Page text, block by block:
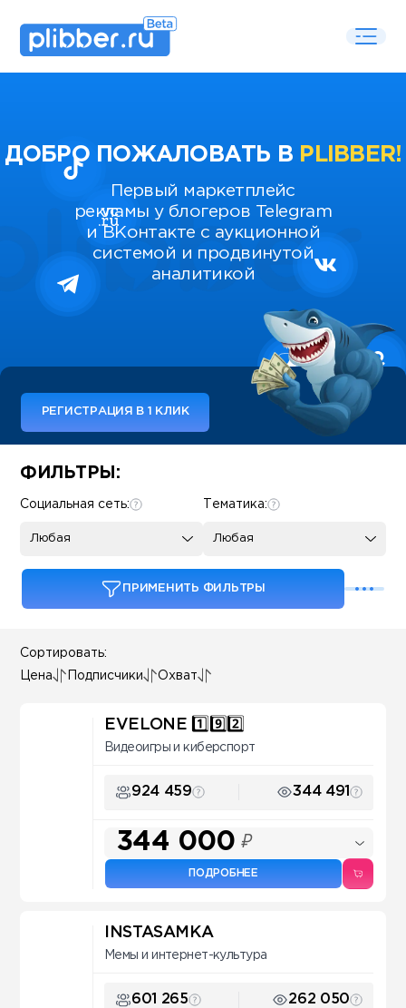
ДОБРО ПОЖАЛОВАТЬ В PLIBBER!
Первый маркетплейс
рекламы у блогеров Telegram
и ВКонтакте с аукционной
системой и продвинутой
аналитикой
РЕГИСТРАЦИЯ В 1 КЛИК
Some SEO Title
ФИЛЬТРЫ:
Тематика:
Любая
Социальная сеть:
Любая
ПРИМЕНИТЬ ФИЛЬТРЫ
Сортировать:
Цена Подписчики Охват
EVELONE 1️⃣9️⃣2️⃣
Видеоигры и киберспорт
924 459 344 491
344 000 ₽
ПОДРОБНЕЕ
INSTASAMKA
Мемы и интернет-культура
601 265 262 050